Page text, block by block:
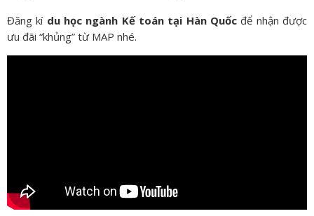
Đăng kí du học ngành Kế toán tại Hàn Quốc để nhận được
ưu đãi “khủng” từ MAP nhé.